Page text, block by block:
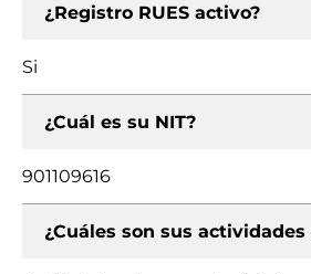
¿Registro RUES activo?
Si
¿Cuál es su NIT?
901109616
¿Cuáles son sus